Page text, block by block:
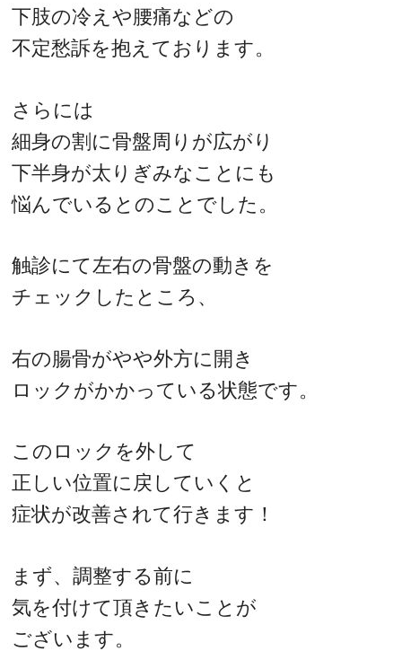
下肢の冷えや腰痛などの
不定愁訴を抱えております。
さらには
細身の割に骨盤周りが広がり
下半身が太りぎみなことにも
悩んでいるとのことでした。
触診にて左右の骨盤の動きを
チェックしたところ、
右の腸骨がやや外方に開き
ロックがかかっている状態です。
このロックを外して
正しい位置に戻していくと
症状が改善されて行きます！
まず、調整する前に
気を付けて頂きたいことが
ございます。